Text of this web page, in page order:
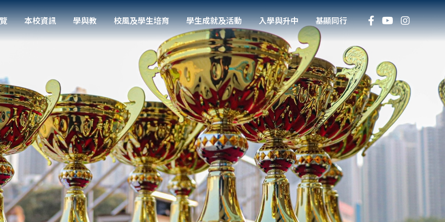
本校資訊 學與教 校風及學生培育 學生成就及活動 入學與升中 基顯同行